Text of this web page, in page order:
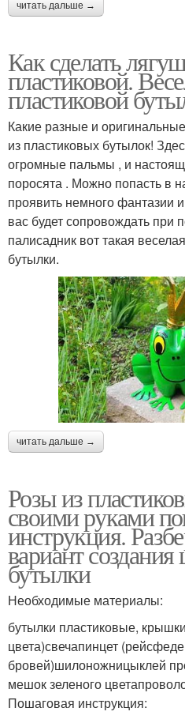
читать дальше →
Как сделать
пластиковой.
пластиковой
Какие разные и
из пластиковых бутылок!
огромные пальмы , и
поросята . Можно попасть в
проявить немного фантазии
вас будет сопровождать при
палисадник вот такая
бутылки.
читать дальше →
Розы из
своими руками
инструкция.
вариант
бутылки
Необходимые материалы:
бутылки пластиковые,
цвета)свечапинцет
бровей)шилоножницыклей
мешок зеленого
Пошаговая инструкция: